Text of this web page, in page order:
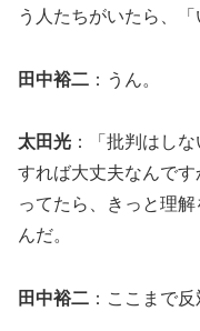
う人たちがいたら、
田中裕二 ：うん。
太田光 ：「批判はし
すれば大丈夫なんで
ってたら、きっと理
んだ。
田中裕二 ：ここまで